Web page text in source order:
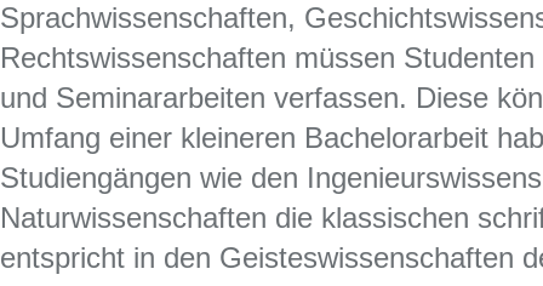
Sprachwissenschaften,
Rechtswissenschaften müssen
und Seminararbeiten verfassen. Diese
Umfang einer kleineren Bachelorarbeit
Studiengängen wie den
Naturwissenschaften die klassischen
entspricht in den Geisteswissenschaften